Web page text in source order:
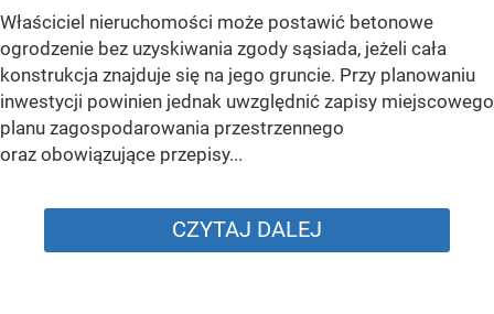
Właściciel nieruchomości może postawić betonowe
ogrodzenie bez uzyskiwania zgody sąsiada, jeżeli cała
konstrukcja znajduje się na jego gruncie. Przy planowaniu
inwestycji powinien jednak uwzględnić zapisy miejscowego
planu zagospodarowania przestrzennego
oraz obowiązujące przepisy...
CZYTAJ DALEJ